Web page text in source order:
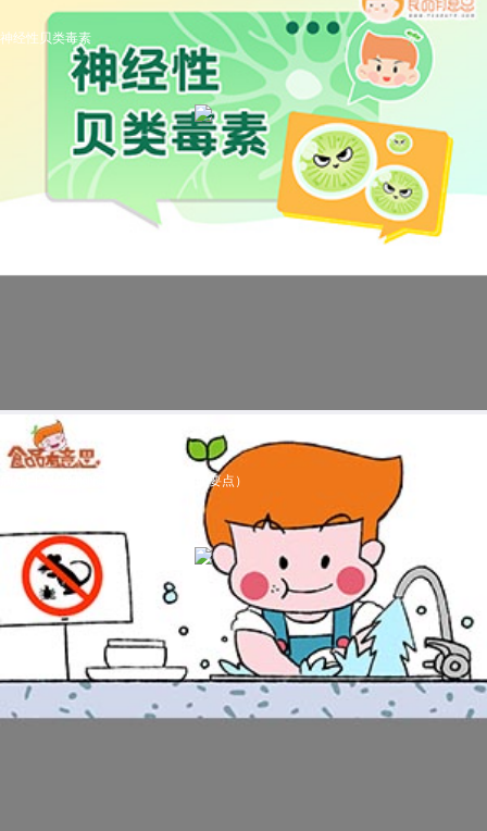
神经性贝类毒素
病从口入，如何预防？（食品安全五要点）